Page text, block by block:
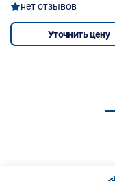
нет отзывов
Уточнить цену